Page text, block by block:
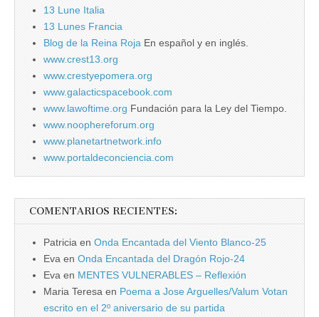
13 Lune Italia
13 Lunes Francia
Blog de la Reina Roja En español y en inglés.
www.crest13.org
www.crestyepomera.org
www.galacticspacebook.com
www.lawoftime.org Fundación para la Ley del Tiempo.
www.noophereforum.org
www.planetartnetwork.info
www.portaldeconciencia.com
COMENTARIOS RECIENTES:
Patricia en Onda Encantada del Viento Blanco-25
Eva en Onda Encantada del Dragón Rojo-24
Eva en MENTES VULNERABLES – Reflexión
Maria Teresa en Poema a Jose Arguelles/Valum Votan
escrito en el 2º aniversario de su partida